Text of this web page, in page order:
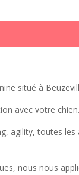
situé à
avec votre chien.
agility, toutes
nous nous